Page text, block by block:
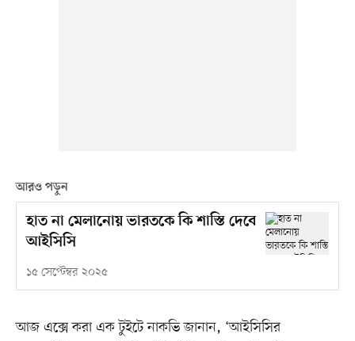
আরও পড়ুন
হাত না মেলানোয় ভারতকে কি শাস্তি দেবে
আইসিসি
১৫ সেপ্টেম্বর ২০২৫
আজ এক্সে করা এক টুইটে নাকভি জানান, ‘আইসিসির